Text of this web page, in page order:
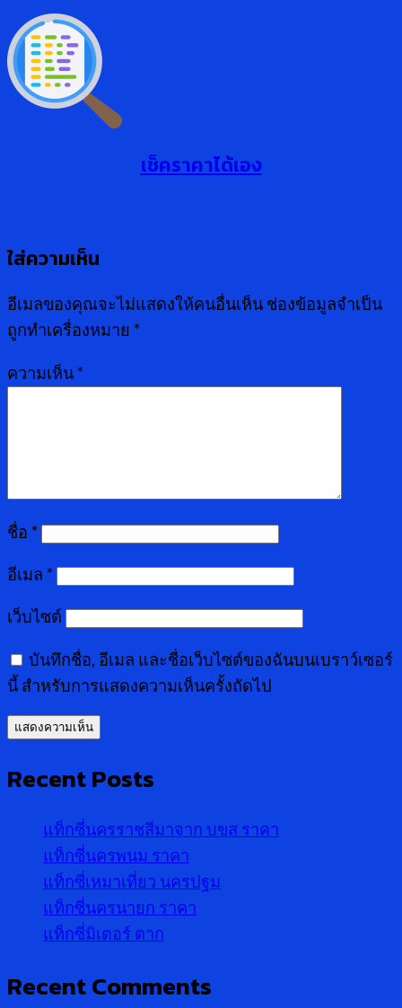
เช็คราคาได้เอง
ใส่ความเห็น
อีเมลของคุณจะไม่แสดงให้คนอื่นเห็น ช่องข้อมูลจำเป็น
ถูกทำเครื่องหมาย *
ความเห็น *
ชื่อ *
อีเมล *
เว็บไซต์
บันทึกชื่อ, อีเมล และชื่อเว็บไซต์ของฉันบนเบราว์เซอร์
นี้ สำหรับการแสดงความเห็นครั้งถัดไป
Recent Posts
แท็กซี่นครราชสีมาจาก บขส ราคา
แท็กซี่นครพนม ราคา
แท็กซี่เหมาเที่ยว นครปฐม
แท็กซี่นครนายก ราคา
แท็กซี่มิเตอร์ ตาก
Recent Comments